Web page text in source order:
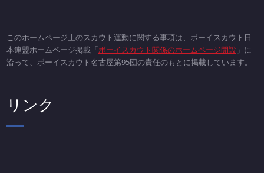
このホームページ上のスカウト運動に関する事項は、ボーイスカウト日
本連盟ホームページ掲載「ボーイスカウト関係のホームページ開設」に
沿って、ボーイスカウト名古屋第95団の責任のもとに掲載しています。
リンク